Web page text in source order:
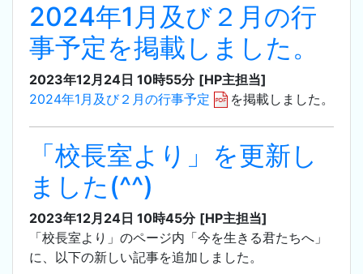
2024年1月及び２月の行
事予定を掲載しました。
2023年12月24日 10時55分 [HP主担当]
2024年1月及び２月の行事予定
を掲載しました。
「校長室より」を更新し
ました(^^)
2023年12月24日 10時45分 [HP主担当]
「校長室より」のページ内「今を生きる君たちへ」
に、以下の新しい記事を追加しました。